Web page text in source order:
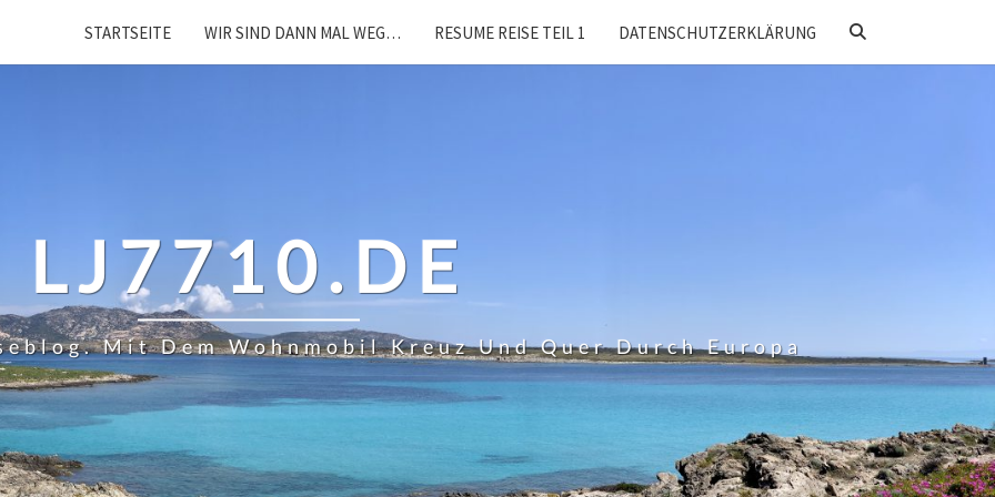
STARTSEITE WIR SIND DANN MAL WEG… RESUME REISE TEIL 1 DATENSCHUTZERKLÄRUNG
SEARCH
LJ7710.DE
Mit Dem Wohnmobil Kreuz Und Quer Durch Europa